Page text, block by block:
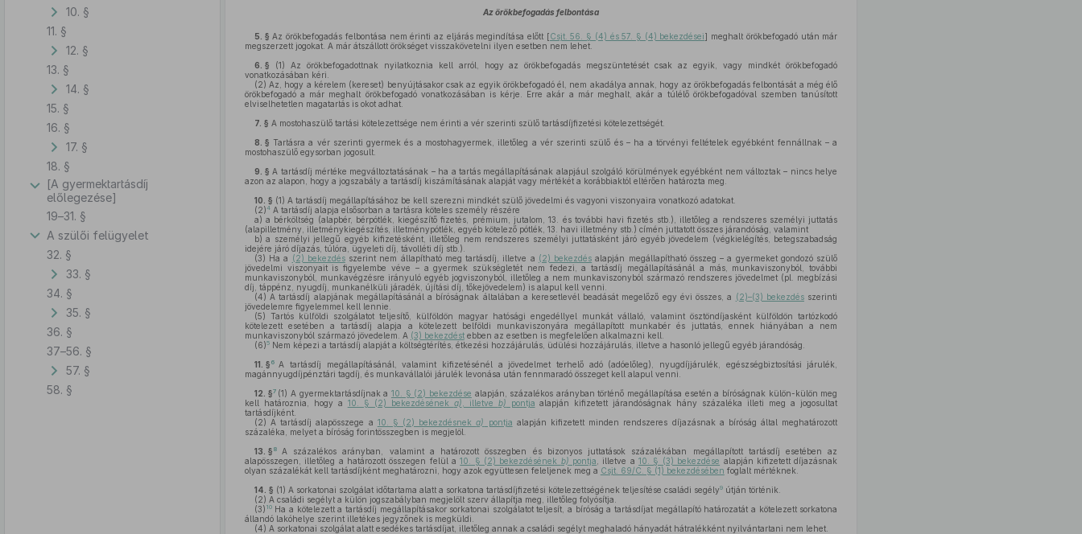
10. §
11. §
12. §
13. §
14. §
15. §
16. §
17. §
18. §
[A gyermektartásdíj
előlegezése]
19–31. §
A szülői felügyelet
32. §
33. §
34. §
35. §
36. §
37–56. §
57. §
58. §
Az örökbefogadás felbontása
5. § Az örökbefogadás felbontása nem érinti az eljárás megindítása előtt [Csjt. 56. § (4) és 57. § (4) bekezdései] meghalt örökbefogadó után már
megszerzett jogokat. A már átszállott örökséget visszakövetelni ilyen esetben nem lehet.
6. § (1) Az örökbefogadottnak nyilatkoznia kell arról, hogy az örökbefogadás megszüntetését csak az egyik, vagy mindkét örökbefogadó
vonatkozásában kéri.
(2) Az, hogy a kérelem (kereset) benyújtásakor csak az egyik örökbefogadó él, nem akadálya annak, hogy az örökbefogadás felbontását a még élő
örökbefogadó a már meghalt örökbefogadó vonatkozásában is kérje. Erre akár a már meghalt, akár a túlélő örökbefogadóval szemben tanúsított
elviselhetetlen magatartás is okot adhat.
7. § A mostohaszülő tartási kötelezettsége nem érinti a vér szerinti szülő tartásdíjfizetési kötelezettségét.
8. § Tartásra a vér szerinti gyermek és a mostohagyermek, illetőleg a vér szerinti szülő és – ha a törvényi feltételek egyébként fennállnak – a
mostohaszülő egysorban jogosult.
9. § A tartásdíj mértéke megváltoztatásának – ha a tartás megállapításának alapjául szolgáló körülmények egyébként nem változtak – nincs helye
azon az alapon, hogy a jogszabály a tartásdíj kiszámításának alapját vagy mértékét a korábbiaktól eltérően határozta meg.
10. § (1) A tartásdíj megállapításához be kell szerezni mindkét szülő jövedelmi és vagyoni viszonyaira vonatkozó adatokat.
(2)4A tartásdíj alapja elsősorban a tartásra köteles személy részére
a) a bérköltség (alapbér, bérpótlék, kiegészítő fizetés, prémium, jutalom, 13. és további havi fizetés stb.), illetőleg a rendszeres személyi juttatás
(alapilletmény, illetménykiegészítés, illetménypótlék, egyéb kötelező pótlék, 13. havi illetmény stb.) címén juttatott összes járandóság, valamint
b) a személyi jellegű egyéb kifizetésként, illetőleg nem rendszeres személyi juttatásként járó egyéb jövedelem (végkielégítés, betegszabadság
idejére járó díjazás, túlóra, ügyeleti díj, távolléti díj stb.).
(3) Ha a (2) bekezdésszerint nem állapítható meg tartásdíj, illetve a (2) bekezdés alapján megállapítható összeg – a gyermeket gondozó szülő
jövedelmi viszonyait is figyelembe véve – a gyermek szükségletét nem fedezi, a tartásdíj megállapításánál a más, munkaviszonyból, további
munkaviszonyból, munkavégzésre irányuló egyéb jogviszonyból, illetőleg a nem munkaviszonyból származó rendszeres jövedelmet (pl. megbízási
díj, táppénz, nyugdíj, munkanélküli járadék, újítási díj, tőkejövedelem) is alapul kell venni.
(4) A tartásdíj alapjának megállapításánál a bíróságnak általában a keresetlevél beadását megelőző egy évi összes, a (2)–(3) bekezdésszerinti
jövedelemre figyelemmel kell lennie.
(5) Tartós külföldi szolgálatot teljesítő, külföldön magyar hatósági engedéllyel munkát vállaló, valamint ösztöndíjasként külföldön tartózkodó
kötelezett esetében a tartásdíj alapja a kötelezett belföldi munkaviszonyára megállapított munkabér és juttatás, ennek hiányában a nem
munkaviszonyból származó jövedelem. A (3) bekezdéstebben az esetben is megfelelően alkalmazni kell.
(6)5Nem képezi a tartásdíj alapját a költségtérítés, étkezési hozzájárulás, üdülési hozzájárulás, illetve a hasonló jellegű egyéb járandóság.
11. § 6
A tartásdíj megállapításánál, valamint kifizetésénél a jövedelmet terhelő adó (adóelőleg), nyugdíjjárulék, egészségbiztosítási járulék,
magánnyugdíjpénztári tagdíj, és munkavállalói járulék levonása után fennmaradó összeget kell alapul venni.
12. §7 (1) A gyermektartásdíjnak a 10. § (2) bekezdése alapján, százalékos arányban történő megállapítása esetén a bíróságnak külön-külön meg
kell határoznia, hogy a 10. § (2) bekezdésének a) , illetve b) pontja alapján kifizetett járandóságnak hány százaléka illeti meg a jogosultat
tartásdíjként.
(2) A tartásdíj alapösszege a 10. § (2) bekezdésneka) pontja alapján kifizetett minden rendszeres díjazásnak a bíróság által meghatározott
százaléka, melyet a bíróság forintösszegben is megjelöl.
13. § 8
A százalékos arányban, valamint a határozott összegben és bizonyos juttatások százalékában megállapított tartásdíj esetében az
alapösszegen, illetőleg a határozott összegen felül a10. § (2) bekezdésének b) pontja , illetve a10. § (3) bekezdése alapján kifizetett díjazásnak
olyan százalékát kell tartásdíjként meghatározni, hogy azok együttesen feleljenek meg a Csjt. 69/C. § (1) bekezdésében foglalt mértéknek.
14. § (1) A sorkatonai szolgálat időtartama alatt a sorkatona tartásdíjfizetési kötelezettségének teljesítése családi segély9útján történik.
(2) A családi segélyt a külön jogszabályban megjelölt szerv állapítja meg, illetőleg folyósítja.
(3) 10Ha a kötelezett a tartásdíj megállapításakor sorkatonai szolgálatot teljesít, a bíróság a tartásdíjat megállapító határozatát a kötelezett sorkatona
állandó lakóhelye szerint illetékes jegyzőnek is megküldi.
(4) A sorkatonai szolgálat alatt esedékes tartásdíjat, illetőleg annak a családi segélyt meghaladó hányadát hátralékként nyilvántartani nem lehet.